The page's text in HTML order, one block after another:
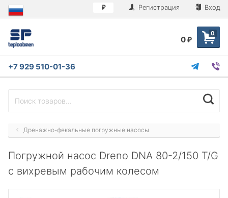
₽ Регистрация Вход
0
0 ₽
+7 929 510-01-36
Дренажно-фекальные погружные насосы
Погружной насос Dreno DNA 80-2/150 T/G
с вихревым рабочим колесом